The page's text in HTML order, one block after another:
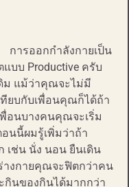
การออกกำลังกายเป็น
บบ Productive ครับ
ม แม้ว่าคุณจะไม่มี
ยบกับเพื่อนคุณก็ได้ถ้า
อนบางคนคุณจะเริ่ม
นนี้ผมรู้เพิ่มว่าถ้า
เช่น นั่ง นอน ยืนเดิน
างกายคุณจะฟิตกว่าคน
กินของกินได้มากกว่า